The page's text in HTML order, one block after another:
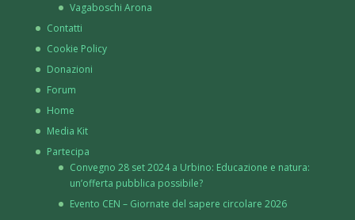
Vagaboschi Arona
Contatti
Cookie Policy
Donazioni
Forum
Home
Media Kit
Partecipa
Convegno 28 set 2024 a Urbino: Educazione e natura:
un’offerta pubblica possibile?
Evento CEN – Giornate del sapere circolare 2026